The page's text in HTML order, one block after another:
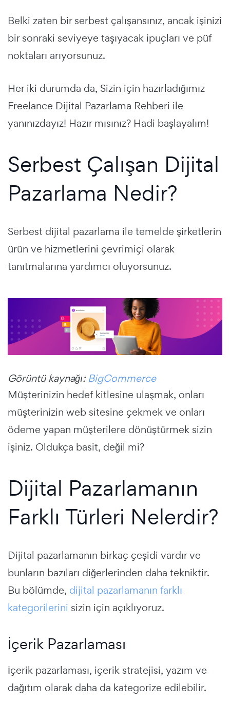
Belki zaten bir serbest çalışansınız, ancak işinizi
bir sonraki seviyeye taşıyacak ipuçları ve püf
noktaları arıyorsunuz.
Her iki durumda da, Sizin için hazırladığımız
Freelance Dijital Pazarlama Rehberi ile
yanınızdayız! Hazır mısınız? Hadi başlayalım!
Serbest Çalışan Dijital
Pazarlama Nedir?
Serbest dijital pazarlama ile temelde şirketlerin
ürün ve hizmetlerini çevrimiçi olarak
tanıtmalarına yardımcı oluyorsunuz.
Görüntü kaynağı: BigCommerce
Müşterinizin hedef kitlesine ulaşmak, onları
müşterinizin web sitesine çekmek ve onları
ödeme yapan müşterilere dönüştürmek sizin
işiniz. Oldukça basit, değil mi?
Dijital Pazarlamanın
Farklı Türleri Nelerdir?
Dijital pazarlamanın birkaç çeşidi vardır ve
bunların bazıları diğerlerinden daha tekniktir.
Bu bölümde, dijital pazarlamanın farklı
kategorilerini sizin için açıklıyoruz.
İçerik Pazarlaması
İçerik pazarlaması, içerik stratejisi, yazım ve
dağıtım olarak daha da kategorize edilebilir.